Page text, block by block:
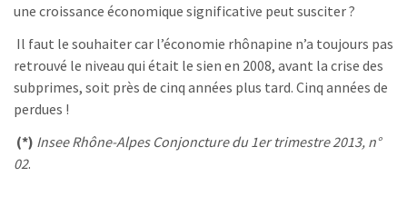
une croissance économique significative peut susciter ?
Il faut le souhaiter car l’économie rhônapine n’a toujours pas
retrouvé le niveau qui était le sien en 2008, avant la crise des
subprimes, soit près de cinq années plus tard. Cinq années de
perdues !
(*) Insee Rhône-Alpes Conjoncture du 1er trimestre 2013, n°
02.